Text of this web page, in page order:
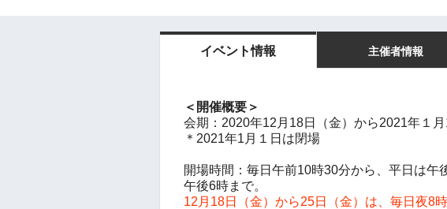
イベント情報 主催者情報
＜開催概要＞
会期：2020年12月18日（金）から2021年１月
＊2021年1月１日は閉場
開場時間：毎日午前10時30分から、平日は午
午後6時まで。
12月18日（金）から25日（金）は、毎日夜8時